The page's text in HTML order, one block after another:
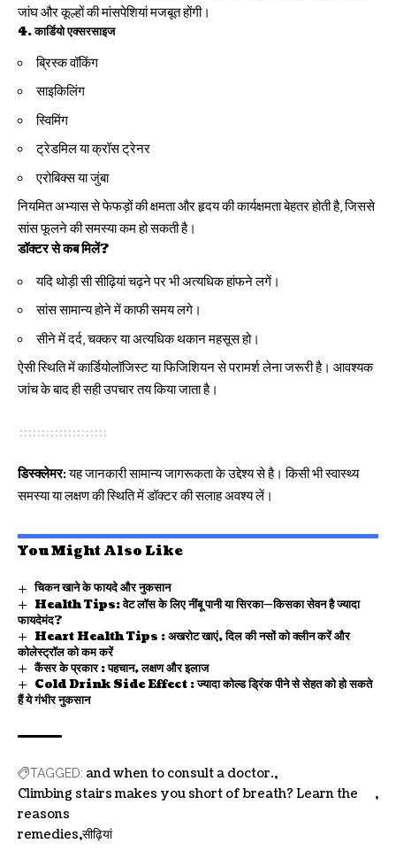
जांघ और कूल्हों की मांसपेशियां मजबूत होंगी।
4. कार्डियो एक्सरसाइज
ब्रिस्क वॉकिंग
साइकिलिंग
स्विमिंग
ट्रेडमिल या क्रॉस ट्रेनर
एरोबिक्स या जुंबा
नियमित अभ्यास से फेफड़ों की क्षमता और हृदय की कार्यक्षमता बेहतर होती है, जिससे
सांस फूलने की समस्या कम हो सकती है।
डॉक्टर से कब मिलें?
यदि थोड़ी सी सीढ़ियां चढ़ने पर भी अत्यधिक हांफने लगें।
सांस सामान्य होने में काफी समय लगे।
सीने में दर्द, चक्कर या अत्यधिक थकान महसूस हो।
ऐसी स्थिति में कार्डियोलॉजिस्ट या फिजिशियन से परामर्श लेना जरूरी है। आवश्यक
जांच के बाद ही सही उपचार तय किया जाता है।
डिस्क्लेमर:यह जानकारी सामान्य जागरूकता के उद्देश्य से है। किसी भी स्वास्थ्य
समस्या या लक्षण की स्थिति में डॉक्टर की सलाह अवश्य लें।
You Might Also Like
चिकन खाने के फायदे और नुकसान
Health Tips: वेट लॉस के लिए नींबू पानी या सिरका—किसका सेवन है ज्यादा
फायदेमंद?
Heart Health Tips : अखरोट खाएं, दिल की नसों को क्लीन करें और
कोलेस्ट्रॉल को कम करें
कैंसर के प्रकार : पहचान, लक्षण और इलाज
Cold Drink Side Effect : ज्यादा कोल्ड ड्रिंक पीने से सेहत को हो सकते
हैं ये गंभीर नुकसान
TAGGED: and when to consult a doctor.
Climbing stairs makes you short of breath? Learn the
reasons
remedies सीढ़ियां